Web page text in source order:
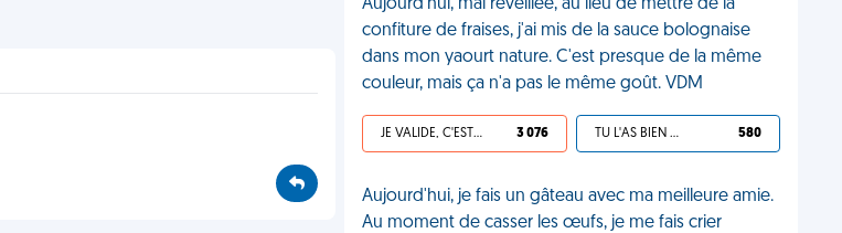
Aujourd'hui, mal réveillée, au lieu de mettre de la
confiture de fraises, j'ai mis de la sauce bolognaise
dans mon yaourt nature. C'est presque de la même
couleur, mais ça n'a pas le même goût. VDM
JE VALIDE, C'EST UNE VDM 3 076 TU L'AS BIEN MÉRITÉ 580
Aujourd'hui, je fais un gâteau avec ma meilleure amie.
Au moment de casser les œufs, je me fais crier